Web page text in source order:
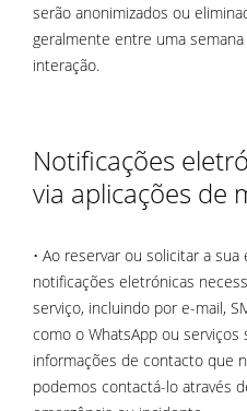
serão anonimizados ou
geralmente entre uma
interação.
Notificações
via aplicações de
• Ao reservar ou solicitar a
notificações eletrónicas
serviço, incluindo por e-mail,
como o WhatsApp ou serviços
informações de contacto que
podemos contactá-lo através